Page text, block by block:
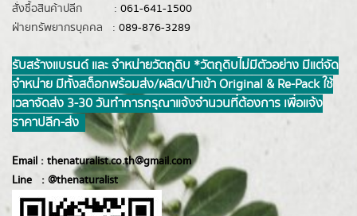
สั่งซื้อสินค้าปลีก : 061-641-1500
ฝ่ายทรัพยากรบุคคล : 089-876-3289
รับสร้างแบรนด์ และ จำหน่ายวัตถุดิบ *วัตถุดิบไม่มีตัวอย่าง มีแต่จัด
จำหน่าย มีทั้งสต็อกพร้อมส่ง/ผลิต/นำเข้า Original & Re-Pack ใช้
เวลาจัดส่ง 3-30 วันทำการ กรุณาแจ้งจำนวนที่ต้องการ เพื่อแจ้ง
ราคาปลีก-ส่ง
Email : thenaturalist.co.th@gmail.com
Line : @thenaturalist